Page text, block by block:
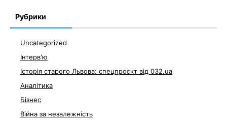
Рубрики
Uncategorized
Інтерв'ю
Історія старого Львова: спецпроєкт від 032.ua
Аналітика
Бізнес
Війна за незалежність